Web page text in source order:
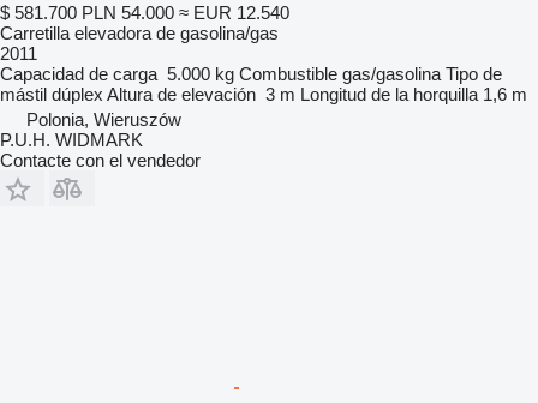
$ 581.700 PLN 54.000 ≈ EUR 12.540
Carretilla elevadora de gasolina/gas
2011
Capacidad de carga 5.000 kg Combustible gas/gasolina Tipo de
mástil dúplex Altura de elevación 3 m Longitud de la horquilla 1,6 m
Polonia, Wieruszów
P.U.H. WIDMARK
Contacte con el vendedor